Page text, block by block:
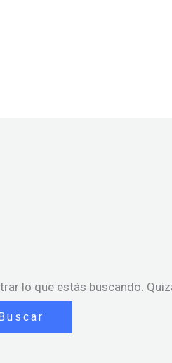
lo que estás buscando.